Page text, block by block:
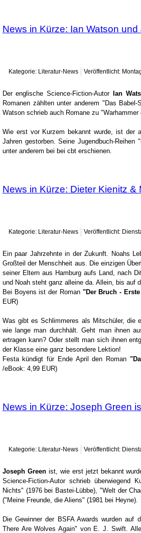
News in Kürze: Ian Watson
Kategorie: Literatur-News Veröffentlicht:
Der englische Science-Fiction-AutorIan
Romanen zählten unter anderem "Das
Watson schrieb auch Romane zu
Wie erst vor Kurzem bekannt wurde, ist der
Jahren gestorben. Seine Jugendbuch-
unter anderem bei bei cbt erschienen.
News in Kürze: Dieter Kienitz &
Kategorie: Literatur-News Veröffentlicht:
Ein paar Jahrzehnte in der Zukunft. Noahs
Großteil der Menschheit aus. Die einzigen
seiner Eltern aus Hamburg aufs Land, nach
und Noah steht ganz alleine da. Allein, bis auf
Bei Boyens ist der Roman "Der Bruch -
EUR)
Was gibt es Schlimmeres als Mitschüler, die
wie lange man durchhält. Geht man ihnen
ertragen kann? Oder stellt man sich ihnen
der Klasse eine ganz besondere Lektion!
Festa kündigt für Ende April den Roman
/eBook: 4,99 EUR)
News in Kürze: Joseph Green
Kategorie: Literatur-News Veröffentlicht:
Joseph Greenist, wie erst jetzt bekannt
Science-Fiction-Autor schrieb überwiegend
Nichts" (1976 bei Bastei-Lübbe), "Welt der
("Meine Freunde, die Aliens" (1981 bei Heyne).
Die Gewinner der BSFA Awards wurden auf
There Are Wolves Again" von E. J. Swift.